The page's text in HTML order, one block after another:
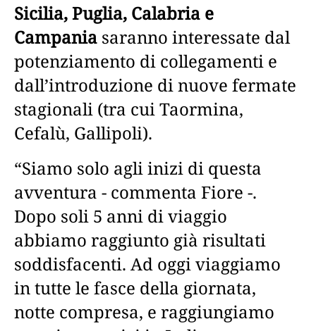
Sicilia, Puglia, Calabria e
Campania saranno interessate dal
potenziamento di collegamenti e
dall’introduzione di nuove fermate
stagionali (tra cui Taormina,
Cefalù, Gallipoli).
“Siamo solo agli inizi di questa
avventura - commenta Fiore -.
Dopo soli 5 anni di viaggio
abbiamo raggiunto già risultati
soddisfacenti. Ad oggi viaggiamo
in tutte le fasce della giornata,
notte compresa, e raggiungiamo